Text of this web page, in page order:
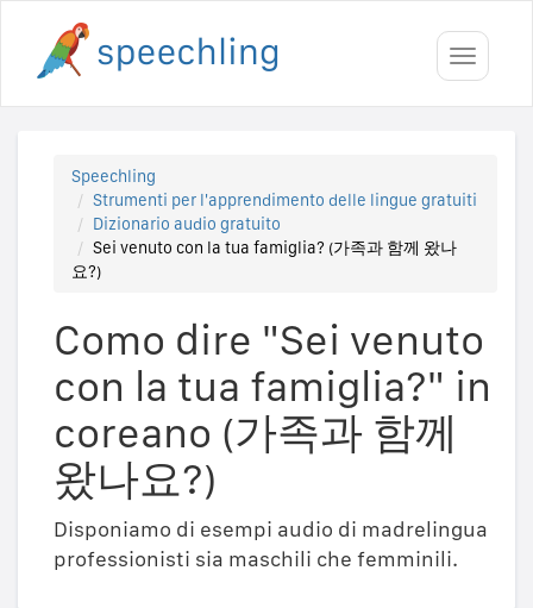
Toggle
Speechling
Strumenti per l'apprendimento delle lingue gratuiti
Dizionario audio gratuito
Sei venuto con la tua famiglia? (가족과 함께 왔나
요?)
Como dire "Sei venuto
con la tua famiglia?" in
coreano (가족과 함께
왔나요?)
Disponiamo di esempi audio di madrelingua
professionisti sia maschili che femminili.